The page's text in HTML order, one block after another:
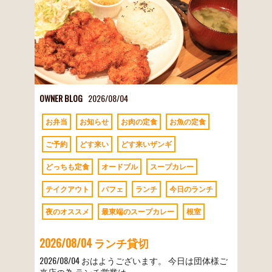
OWNER BLOG 2026/08/04
お弁当 お知らせ お肉の定食 お魚の定食
ご予約 どす来い どす来いザンギ
どっちも定食 オードブル スープカレー
テイクアウト パフェ ランチ 今日のランチ
夜のオススメ 最東端のスープカレー 根室
2026/08/04 ランチ貸切
2026/08/04 おはようございます。 今日は団体様ご